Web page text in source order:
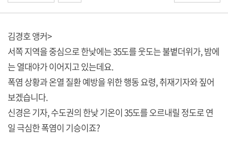
김경호 앵커>
서쪽 지역을 중심으로 한낮에는 35도를 웃도는 불볕더위가, 밤에
는 열대야가 이어지고 있는데요.
폭염 상황과 온열 질환 예방을 위한 행동 요령, 취재기자와 짚어
보겠습니다.
신경은 기자, 수도권의 한낮 기온이 35도를 오르내릴 정도로 연
일 극심한 폭염이 기승이죠?